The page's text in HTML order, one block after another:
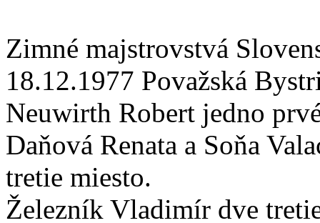
Zimné majstrovstvá
18.12.1977 Považská
Neuwirth Robert jedno
Daňová Renata a Soňa
tretie miesto.
Železník Vladimír dve